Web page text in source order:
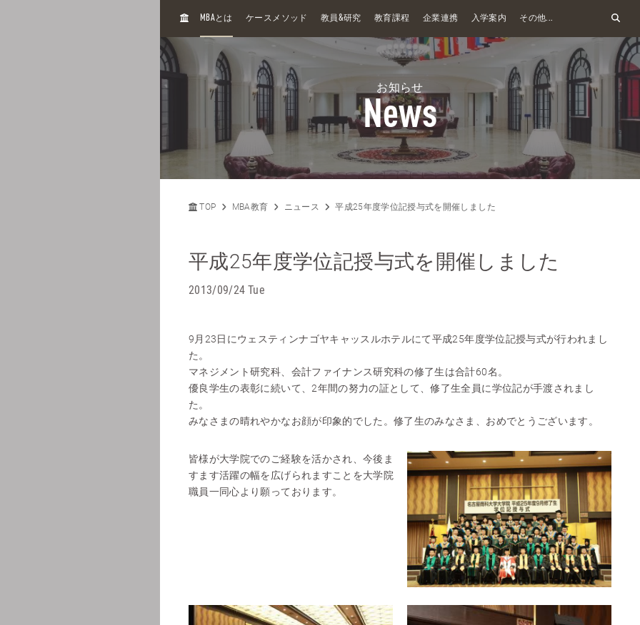
H
MBAとは ケースメソッド 教員&研究 教育課程 企業連携 入学案内 その他...
お知らせ
News
TOP MBA教育 ニュース 平成25年度学位記授与式を開催しました
平成25年度学位記授与式を開催しました
2013/09/24 Tue
9月23日にウェスティンナゴヤキャッスルホテルにて平成25年度学位記授与式が行われまし
た。
マネジメント研究科、会計ファイナンス研究科の修了生は合計60名。
優良学生の表彰に続いて、2年間の努力の証として、修了生全員に学位記が手渡されまし
た。
みなさまの晴れやかなお顔が印象的でした。修了生のみなさま、おめでとうございます。
皆様が大学院でのご経験を活かされ、今後ま
すます活躍の幅を広げられますことを大学院
職員一同心より願っております。